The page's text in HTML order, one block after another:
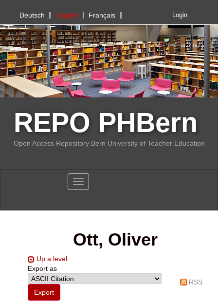
PHBern
Deutsch English Français Login
REPO PHBern
Open Access Repository Bern University of Teacher Education
Toggle navigation
Ott, Oliver
Up a level
Export as
RSS